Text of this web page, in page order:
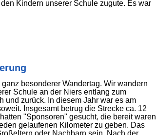
Kindern unserer Schule zugute. Es war
besonderer Wandertag. Wir wandern
Schule an der Niers entlang zum
und zurück. In diesem Jahr war es am
Insgesamt betrug die Strecke ca. 12
"Sponsoren" gesucht, die bereit waren
gelaufenen Kilometer zu geben. Das
oder Nachbarn sein. Nach der